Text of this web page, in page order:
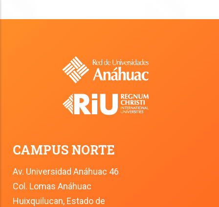
CAMPUS NORTE
Av. Universidad Anáhuac 46
Col. Lomas Anáhuac
Huixquilucan, Estado de